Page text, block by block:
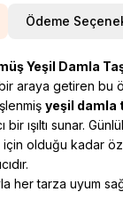
Ödeme
Yeşil Damla
araya getiren bu
yeşil damla
bir ışıltı sunar.
için olduğu kadar
her tarza uyum